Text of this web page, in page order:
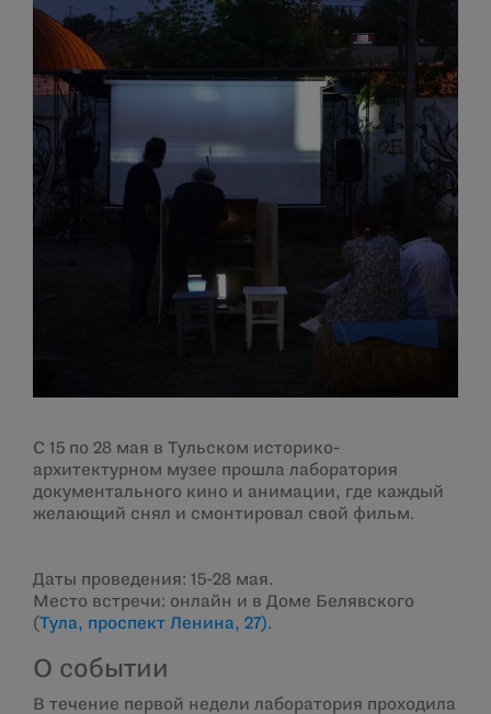
С 15 по 28 мая в Тульском историко-
архитектурном музее прошла лаборатория
документального кино и анимации, где каждый
желающий снял и смонтировал свой фильм.
Даты проведения: 15-28 мая.
Место встречи: онлайн и в Доме Белявского
(
Тула, проспект Ленина, 27).
О событии
В течение первой недели лаборатория проходила